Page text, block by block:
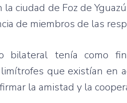
ciudad de Foz de
de miembros de las
bilateral tenía como
que existían en
la amistad y la